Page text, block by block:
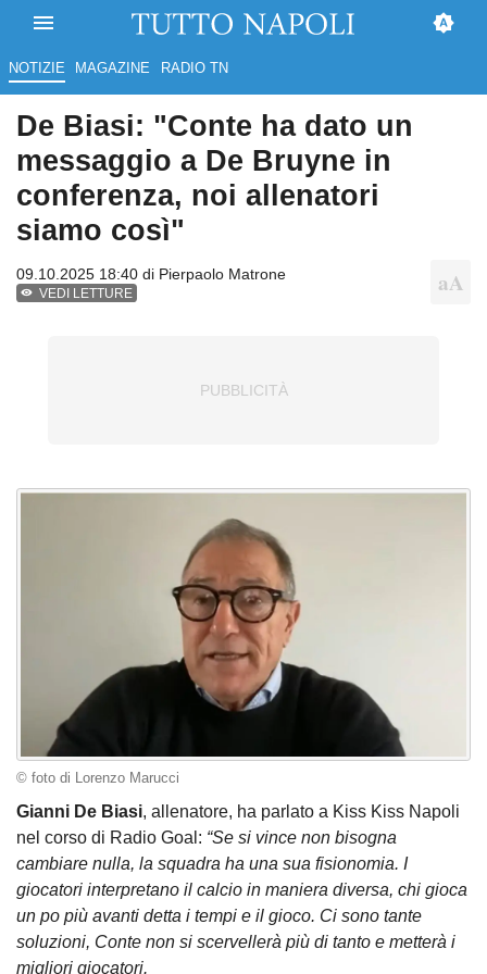
NOTIZIE MAGAZINE RADIO TN
De Biasi: "Conte ha dato un
messaggio a De Bruyne in
conferenza, noi allenatori
siamo così"
09.10.2025 18:40 di Pierpaolo Matrone
VEDI LETTURE
© foto di Lorenzo Marucci
Gianni De Biasi, allenatore, ha parlato a Kiss Kiss Napoli
nel corso di Radio Goal: “Se si vince non bisogna
cambiare nulla, la squadra ha una sua fisionomia. I
giocatori interpretano il calcio in maniera diversa, chi gioca
un po più avanti detta i tempi e il gioco. Ci sono tante
soluzioni, Conte non si scervellerà più di tanto e metterà i
migliori giocatori.